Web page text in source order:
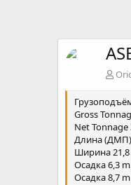
Gross
Net Tonnage
Длина (ДМП)
Ширина
Осадка 6,3 m
Осадка 8,7 m